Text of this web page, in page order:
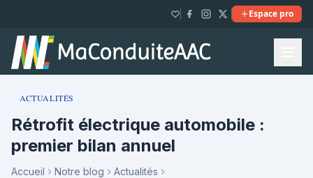
Espace pro
ACTUALITÉS
Rétrofit électrique automobile :
premier bilan annuel
Accueil Notre blog
Actualités